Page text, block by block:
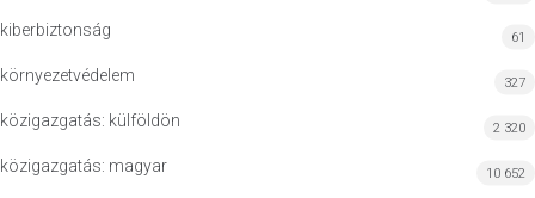
kiberbiztonság 61
környezetvédelem 327
közigazgatás: külföldön 2 320
közigazgatás: magyar 10 652